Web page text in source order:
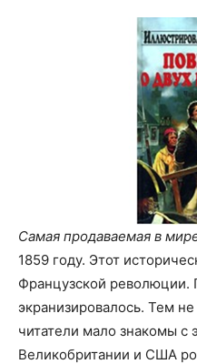
Самая продаваемая в
1859 году. Этот
Французской революции.
экранизировалось. Тем
читатели мало знакомы с
Великобритании и США